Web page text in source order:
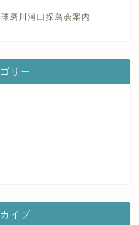
磨川河口探鳥会案内
リー
イブ